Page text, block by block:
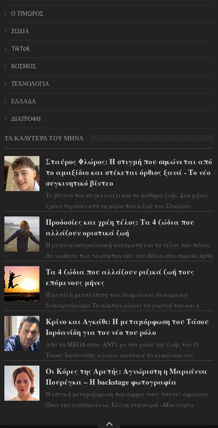
Ο ΤΙΜΩΡΟΣ
ΖΩΔΙΑ
TikTok
ΚΟΣΜΟΣ
ΤΕΧΝΟΛΟΓΙΑ
ΕΛΛΑΔΑ
ΔΙΑΤΡΟΦΗ
ΤΑ ΚΑΛΥΤΕΡΑ ΤΟΥ ΜΗΝΑ
Σταύρος Φλώρος: Η στιγμή που σηκώνεται από
το αμαξίδιο και στέκεται όρθιος ξανά - Το νέο
συγκινητικό βίντεο
Το βίντεο που συγκλονίζει και το μάθημα ζωής Δύο μήνες
έχουν περάσει από τη μέρα που η ζωή του Σταύρου
Προδοσίες και χρέη τέλος: Τα 4 ζώδια που
αλλάζουν οριστικά ζωή
Η μεγάλη αστρολογική ανατροπή και το τέλος του πόνου
Αν νιώθατε πως το σύμπαν σάς έχει βάλει στο σημάδι, ήρθε
Τα 4 ζώδια που αλλάζουν ριζικά ζωή τους
επόμενους μήνες
Η μεγάλη μετατόπιση των δεσμών και το καρμικό
ξεσκαρτάρισμα Το σύμπαν ρίχνει τα χαρτιά του και η
Κρίνο και Αγκάθι: Η μεταμόρφωση του Τάσου
Ιορδανίδη για τον νέο του ρόλο
Από το MEGA στον ΑΝΤ1 με τον ρόλο της ζωής του Ο
Τάσος Ιορδανίδης κλείνει οριστικά το κεφάλαιο της
Οι Κόρες της Αρετής: Αγνώριστη η Μαριάννα
Πουρέγκα – H backstage φωτογραφία
Η οπτική μεταμόρφωση που άφησε τους πάντες άφωνους
Όσοι την αγάπησαν ως Ελένη στη σειρά «Μια νύχτα